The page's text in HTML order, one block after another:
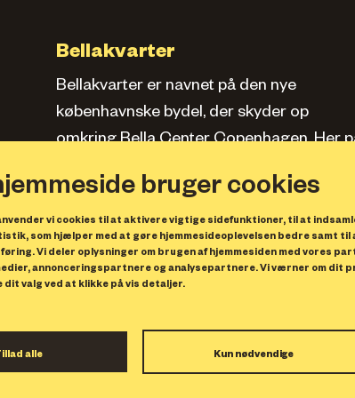
bruger cookies
vi cookies til at aktivere vigtige sidefunktioner, til at
som hjælper med at gøre hjemmesideoplevelsen bedre samt til
Vi deler oplysninger om brugen af hjemmesiden med vores
annonceringspartnere og analysepartnere. Vi værner om dit
valg ved at klikke på vis detaljer.
alle Kun nødvendige
Bellakvarter
Bellakvarter er navnet på den nye
københavnske bydel, der skyder op
omkring Bella Center Copenhagen. Her
og erhverv samt opleve, hvad der sker.
Privatlivspolitik
Bellakvarter Projektselskab A/S
Center Boulevard 9